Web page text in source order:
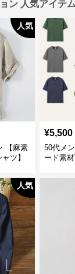
ン 人気アイテム
人気
【麻素
ツ】
¥5,500
50代メ
ード素
人気